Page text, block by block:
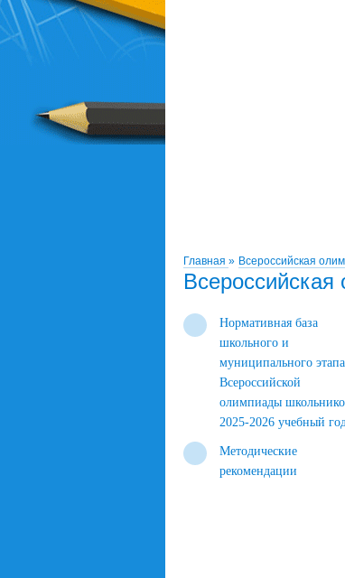
Главная » Всероссийская
Нормативная база
школьного и
муниципального этапа
Всероссийской
олимпиады
2025-2026 учебный
Методические
рекомендации